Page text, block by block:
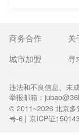
商务合作 关
城市加盟
寻
违法和不良信息、未
举报邮箱：
© 2011~2026北京多
号-6 | 京ICP证